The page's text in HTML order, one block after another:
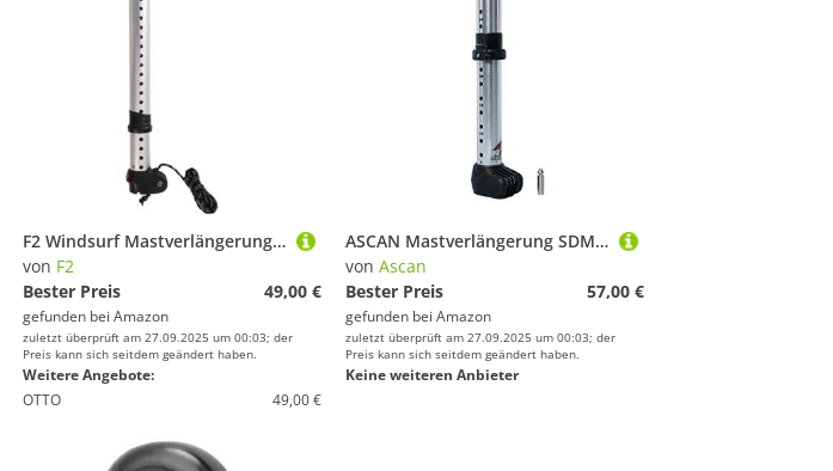
F2 Windsurf Mastverlängerung Race HD SDM 0-42 cm Silber 2024/25
von F2
Bester Preis
49,00 €
gefunden bei Amazon
zuletzt überprüft am 27.09.2025 um 00:03; der
Preis kann sich seitdem geändert haben.
Weitere Angebote:
OTTO
49,00 €
ASCAN Mastverlängerung SDM Big Wheel 45cm
von Ascan
Bester Preis
57,00 €
gefunden bei Amazon
zuletzt überprüft am 27.09.2025 um 00:03; der
Preis kann sich seitdem geändert haben.
Keine weiteren Anbieter